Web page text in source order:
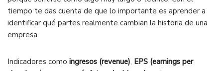
tiempo te das cuenta de que lo importante es aprender a
identificar qué partes realmente cambian la historia de una
empresa.
Indicadores como ingresos (revenue), EPS (earnings per